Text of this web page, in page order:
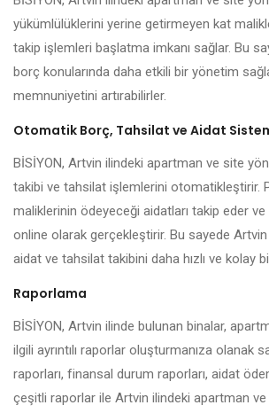
yükümlülüklerini yerine getirmeyen kat
takip işlemleri başlatma imkanı sağlar. Bu
borç konularında daha etkili bir yönetim
memnuniyetini artırabilirler.
Otomatik Borç, Tahsilat ve Aidat
BİSİYON, Artvin ilindeki apartman ve site
takibi ve tahsilat işlemlerini otomatikleştirir.
maliklerinin ödeyeceği aidatları takip eder
online olarak gerçekleştirir. Bu sayede
aidat ve tahsilat takibini daha hızlı ve kolay
Raporlama
BİSİYON, Artvin ilinde bulunan binalar,
ilgili ayrıntılı raporlar oluşturmanıza olanak
raporları, finansal durum raporları, aidat
çeşitli raporlar ile Artvin ilindeki apartman